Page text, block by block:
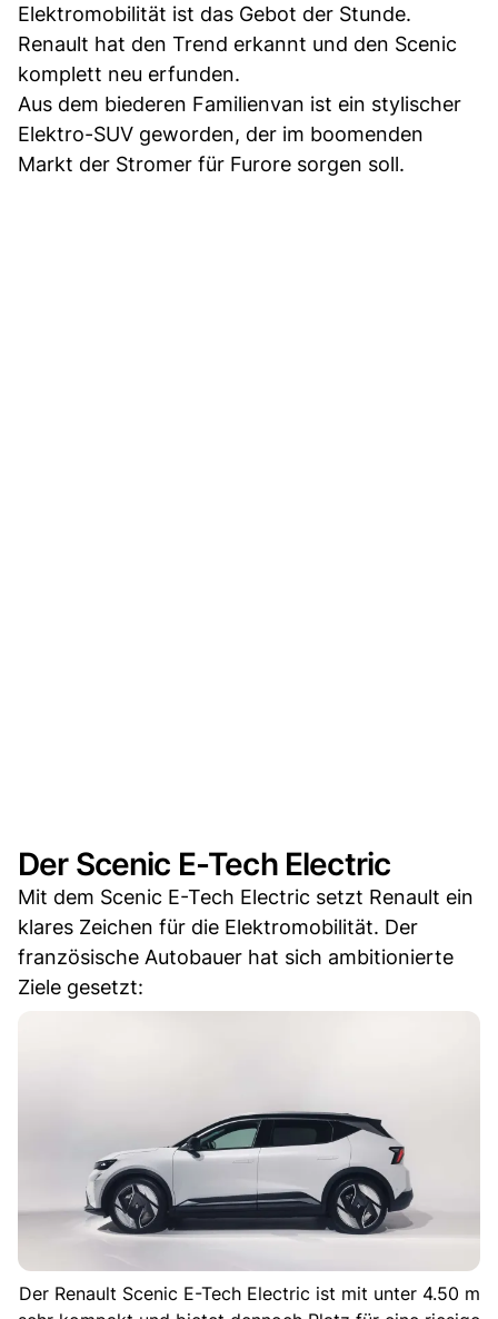
Elektromobilität ist das Gebot der Stunde.
Renault hat den Trend erkannt und den Scenic
komplett neu erfunden.
Aus dem biederen Familienvan ist ein stylischer
Elektro-SUV geworden, der im boomenden
Markt der Stromer für Furore sorgen soll.
Der Scenic E-Tech Electric
Mit dem Scenic E-Tech Electric setzt Renault ein
klares Zeichen für die Elektromobilität. Der
französische Autobauer hat sich ambitionierte
Ziele gesetzt:
Der Renault Scenic E-Tech Electric ist mit unter 4.50 m